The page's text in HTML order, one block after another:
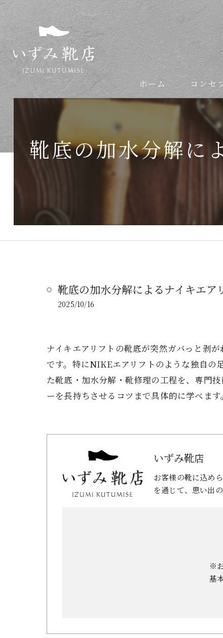
ホーム コンセ
依頼の流れ
靴底の加水分解に
靴底の加水分解によるナイキエア
2025/10/16
ナイキエアリフトの靴底が突然ガバっと剥
です。特にNIKEエアリフトのような独自の
た靴底・加水分解・靴修理の工程を、専門
ーを長持ちさせるコツまで具体的に学べます。
いずみ靴店
お客様の靴に込め
を通じて、思い出
※
基